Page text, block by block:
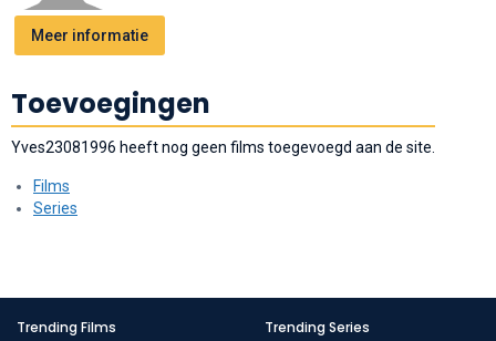
Meer informatie
Toevoegingen
Yves23081996 heeft nog geen films toegevoegd aan de site.
Films
Series
Trending Films Trending Series